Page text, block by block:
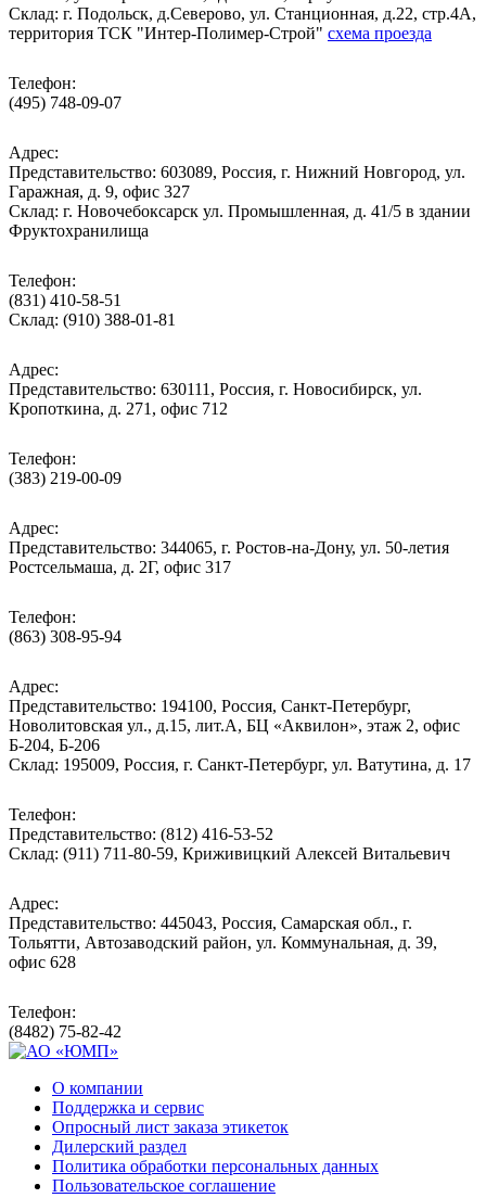
Cклад: г. Подольск, д.Северово, ул. Станционная, д.22, стр.4А,
территория ТСК "Интер-Полимер-Строй" схема проезда
Телефон:
(495) 748-09-07
Адрес:
Представительство: 603089, Россия, г. Нижний Новгород, ул.
Гаражная, д. 9, офис 327
Склад: г. Новочебоксарск ул. Промышленная, д. 41/5 в здании
Фруктохранилища
Телефон:
(831) 410-58-51
Склад: (910) 388-01-81
Адрес:
Представительство: 630111, Россия, г. Новосибирск, ул.
Кропоткина, д. 271, офис 712
Телефон:
(383) 219-00-09
Адрес:
Представительство: 344065, г. Ростов-на-Дону, ул. 50-летия
Ростсельмаша, д. 2Г, офис 317
Телефон:
(863) 308-95-94
Адрес:
Представительство: 194100, Россия, Санкт-Петербург,
Новолитовская ул., д.15, лит.А, БЦ «Аквилон», этаж 2, офис
Б-204, Б-206
Склад: 195009, Россия, г. Санкт-Петербург, ул. Ватутина, д. 17
Телефон:
Представительство: (812) 416-53-52
Склад: (911) 711-80-59, Криживицкий Алексей Витальевич
Адрес:
Представительство: 445043, Россия, Самарская обл., г.
Тольятти, Автозаводский район, ул. Коммунальная, д. 39,
офис 628
Телефон:
(8482) 75-82-42
О компании
Поддержка и сервис
Опросный лист заказа этикеток
Дилерский раздел
Политика обработки персональных данных
Пользовательское соглашение